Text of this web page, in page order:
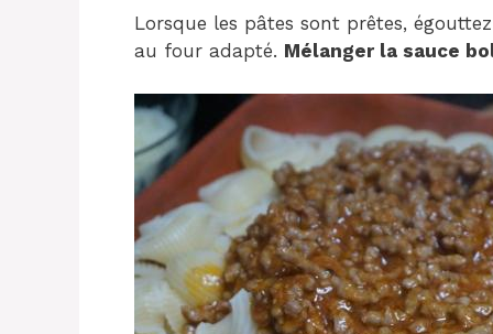
Lorsque les pâtes sont prêtes,
au four adapté. Mélanger la sauce